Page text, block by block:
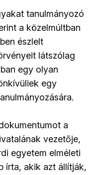
tanulmányozó
a közelmúltban
észlelt
látszólag
egy olyan
egy
a
vezetője,
egyetem elméleti
írta, akik azt állítják,